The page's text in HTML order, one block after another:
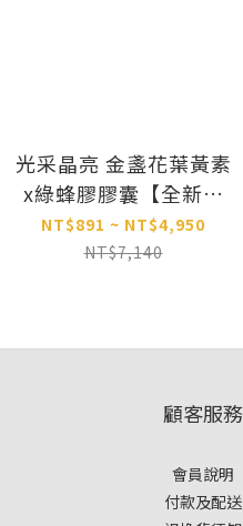
光采晶亮 金盞花葉黃素
x綠蜂膠膠囊【全新升
級】
NT$891 ~ NT$4,950
NT$7,140
顧客服務
會員說明
付款及配送